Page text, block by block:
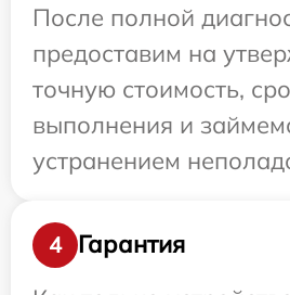
После полной
предоставим на
точную стоимость,
выполнения и
устранением
4
Гарантия